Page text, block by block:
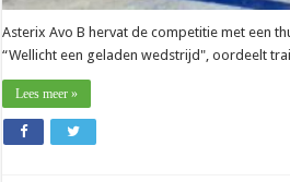
Asterix Avo B hervat de competitie met een
“Wellicht een geladen wedstrijd", oordeelt
Lees meer »